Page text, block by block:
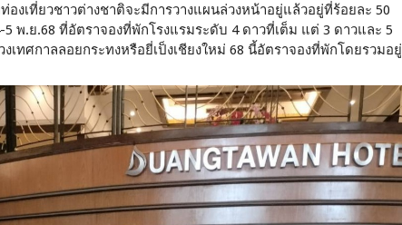
องเที่ยวชาวต่างชาติจะมีการวางแผนล่วงหน้าอยู่แล้วอยู่ที่ร้อยละ 50
5 พ.ย.68 ที่อัตราจองที่พักโรงแรมระดับ 4 ดาวที่เต็ม แต่ 3 ดาวและ 5
เทศกาลลอยกระทงหรือยี่เป็งเชียงใหม่ 68 นี้อัตราจองที่พักโดยรวมอยู่